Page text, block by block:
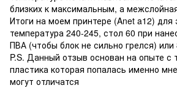
близких к максимальным, а
Итоги на моем принтере (Anet a12) для
температура 240-245, стол 60 при
ПВА (чтобы блок не сильно грелся) или
P.S. Данный отзыв основан на опыте с
пластика которая попалась именно
могут отличатся